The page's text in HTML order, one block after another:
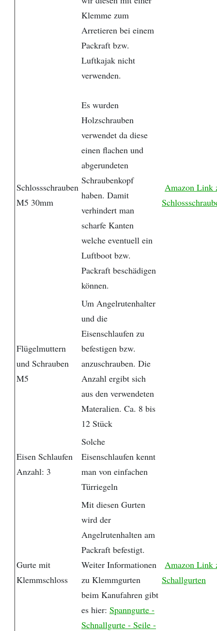
Klemme zum
Arretieren bei einem
Packraft bzw.
Luftkajak nicht
verwenden.
Schlossschrauben
M5 30mm
Es wurden
Holzschrauben
verwendet da diese
einen flachen und
abgerundeten
Schraubenkopf
haben. Damit
verhindert man
scharfe Kanten
welche eventuell ein
Luftboot bzw.
Packraft beschädigen
können.
Amazon Link
Flügelmuttern
und Schrauben
M5
Um Angelrutenhalter
und die
Eisenschlaufen zu
befestigen bzw.
anzuschrauben. Die
Anzahl ergibt sich
aus den verwendeten
Materalien. Ca. 8 bis
12 Stück
Eisen Schlaufen
Anzahl: 3
Solche
Eisenschlaufen kennt
man von einfachen
Türriegeln
Gurte mit
Klemmschloss
Mit diesen Gurten
wird der
Angelrutenhalten am
Packraft befestigt.
Weiter Informationen
zu Klemmgurten
beim Kanufahren gibt
es hier: Spanngurte -
Schnallgurte - Seile -
Amazon Link
Schallgurten